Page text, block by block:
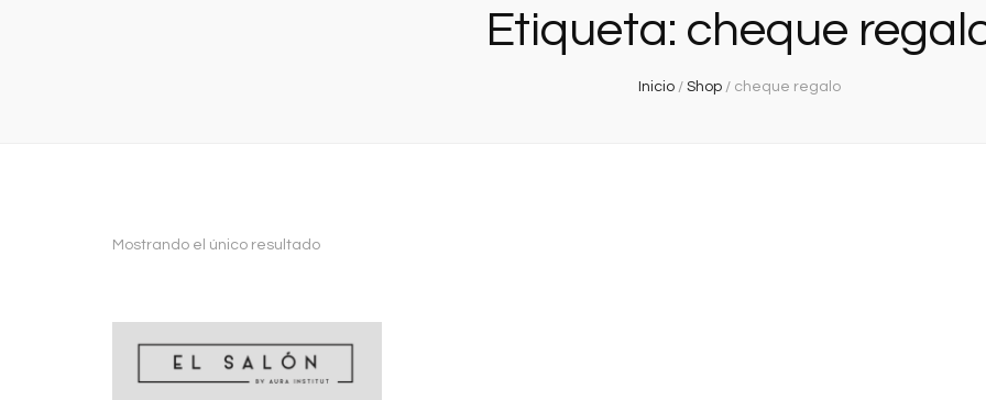
Etiqueta: cheque
Inicio / Shop / cheque regalo
Mostrando el único resultado